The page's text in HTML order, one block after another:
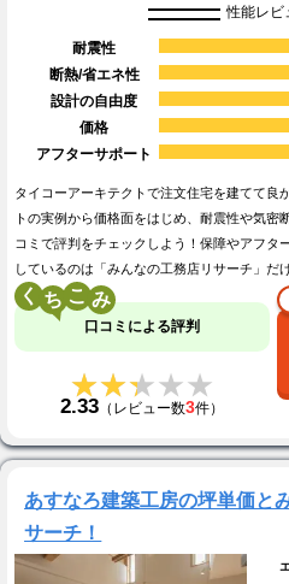
性能レビ
耐震性
断熱/省エネ性
設計の自由度
価格
アフターサポート
タイコーアーキテクトで注文住宅を建てて良
トの実例から価格面をはじめ、耐震性や気密
コミで評判をチェックしよう！保障やアフタ
しているのは「みんなの工務店リサーチ」だ
く こ
口コミによる評判
★★★★★
★★★★★
2.33 （レビュー数3件）
あすなろ建築工房の坪単価と
サーチ！